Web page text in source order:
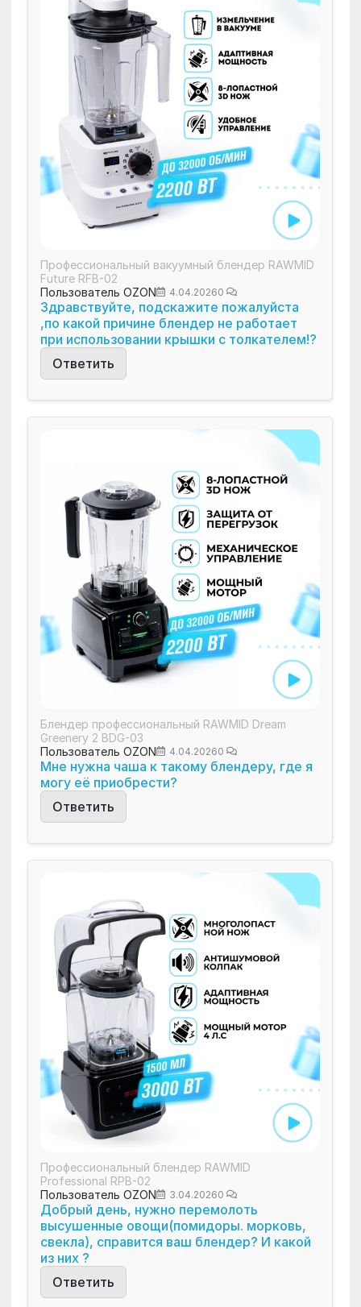
Профессиональный вакуумный блендер RAWMID
Future RFB-02
Пользователь OZON
4.04.20260
Здравствуйте, подскажите пожалуйста
,по какой причине блендер не работает
при использовании крышки с толкателем!?
Ответить
Блендер профессиональный RAWMID Dream
Greenery 2 BDG-03
Пользователь OZON
4.04.20260
Мне нужна чаша к такому блендеру, где я
могу её приобрести?
Ответить
Профессиональный блендер RAWMID
Professional RPB-02
Пользователь OZON
3.04.20260
Добрый день, нужно перемолоть
высушенные овощи(помидоры. морковь,
свекла), справится ваш блендер? И какой
из них ?
Ответить